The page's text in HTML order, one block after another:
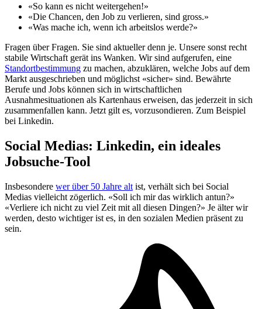
«So kann es nicht weitergehen!»
«Die Chancen, den Job zu verlieren, sind gross.»
«Was mache ich, wenn ich arbeitslos werde?»
Fragen über Fragen. Sie sind aktueller denn je. Unsere sonst recht
stabile Wirtschaft gerät ins Wanken. Wir sind aufgerufen, eine
Standortbestimmung zu machen, abzuklären, welche Jobs auf dem
Markt ausgeschrieben und möglichst «sicher» sind. Bewährte
Berufe und Jobs können sich in wirtschaftlichen
Ausnahmesituationen als Kartenhaus erweisen, das jederzeit in sich
zusammenfallen kann. Jetzt gilt es, vorzusondieren. Zum Beispiel
bei Linkedin.
Social Medias: Linkedin, ein ideales
Jobsuche-Tool
Insbesondere wer über 50 Jahre alt ist, verhält sich bei Social
Medias vielleicht zögerlich. «Soll ich mir das wirklich antun?»
«Verliere ich nicht zu viel Zeit mit all diesen Dingen?» Je älter wir
werden, desto wichtiger ist es, in den sozialen Medien präsent zu
sein.